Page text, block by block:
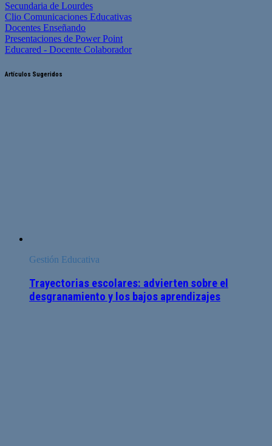
Secundaria de Lourdes
Clio Comunicaciones Educativas
Docentes Enseñando
Presentaciones de Power Point
Educared - Docente Colaborador
Artículos Sugeridos
Gestión Educativa
Trayectorias escolares: advierten sobre el
desgranamiento y los bajos aprendizajes